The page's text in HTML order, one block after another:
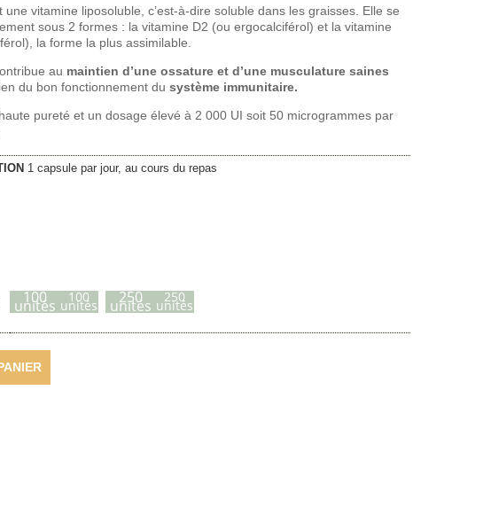
une vitamine liposoluble, c’est-à-dire soluble dans les graisses. Elle se
sous 2 formes : la vitamine D2 (ou ergocalciférol) et la vitamine
la forme la plus assimilable.
au maintien d’une ossature et d’une musculature saines
du bon fonctionnement du système immunitaire.
pureté et un dosage élevé à 2 000 UI soit 50 microgrammes par
1 capsule par jour, au cours du repas
à
100
unités 100
unités 250
unités 250
unités